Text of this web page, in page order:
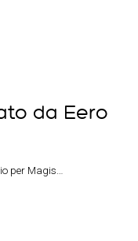
da Eero
per Magis…